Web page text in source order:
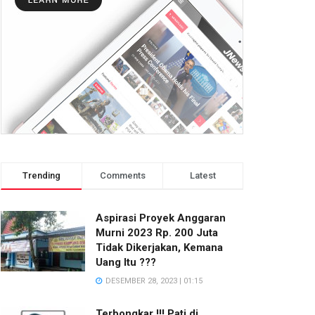
Trending Comments Latest
Aspirasi Proyek Anggaran
Murni 2023 Rp. 200 Juta
Tidak Dikerjakan, Kemana
Uang Itu ???
DESEMBER 28, 2023 | 01:15